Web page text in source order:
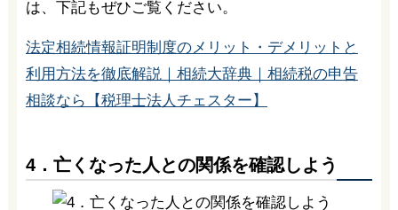
は、下記もぜひご覧ください。
法定相続情報証明制度のメリット・デメリットと
利用方法を徹底解説｜相続大辞典｜相続税の申告
相談なら【税理士法人チェスター】
4．亡くなった人との関係を確認しよう